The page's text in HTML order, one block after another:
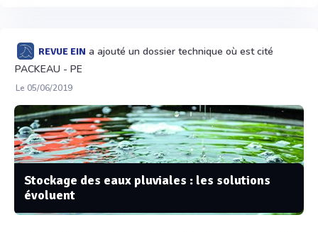
REVUE EIN a ajouté un dossier technique où est cité
PACKEAU - PE
Le 05/06/2019
Stockage des eaux pluviales : les solutions
évoluent